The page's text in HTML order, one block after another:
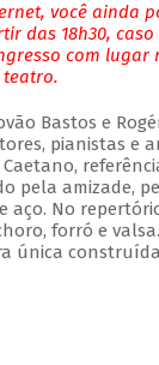
você ainda
das 18h30,
com
Bastos e
pianistas e
pela amizade,
No
forró e
única